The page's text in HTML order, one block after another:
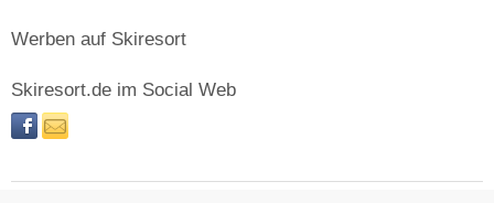
Werben auf Skiresort
Skiresort.de im Social Web
facebooknewsletter